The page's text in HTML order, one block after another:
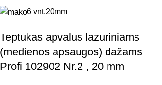
6 vnt.20mm
Teptukas apvalus lazuriniams
(medienos apsaugos) dažams
Profi 102902 Nr.2 , 20 mm